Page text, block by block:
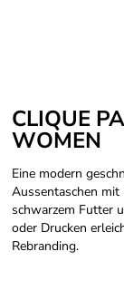
CLIQUE
WOMEN
Eine modern
Aussentaschen mit
schwarzem Futter
oder Drucken
Rebranding.